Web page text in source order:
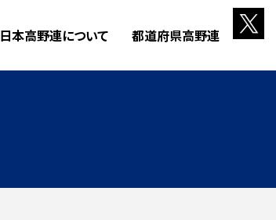
日本高野連について 都道府県高野連